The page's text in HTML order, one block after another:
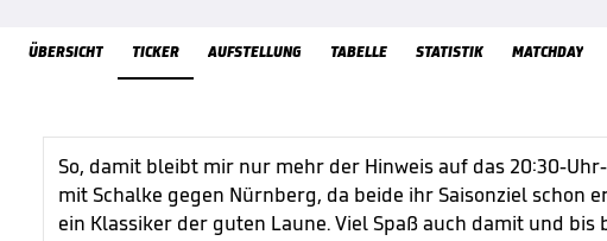
ÜBERSICHT TICKER AUFSTELLUNG TABELLE STATISTIK MATCHDAY
ÜbersichtTicker
So, damit bleibt mir nur mehr der Hinweis auf das 20:30-
mit Schalke gegen Nürnberg, da beide ihr Saisonziel schon
ein Klassiker der guten Laune. Viel Spaß auch damit und bis